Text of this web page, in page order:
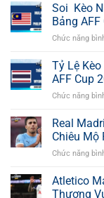
Soi Kèo
Bảng
Chức năng
Tỷ Lệ
AFF Cup
Chức năng
Real
Chiêu Mộ
Chức năng
Atletico
Thương